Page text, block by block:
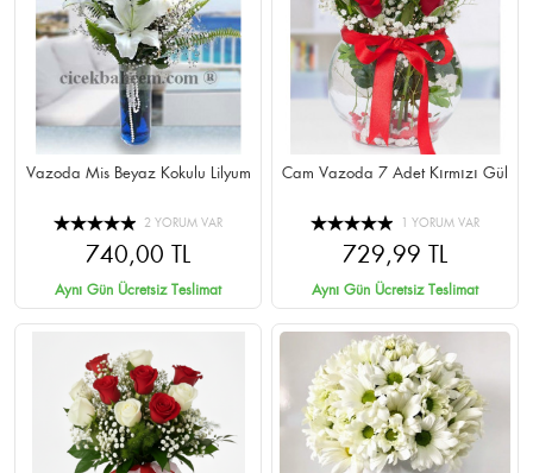
Vazoda Mis Beyaz Kokulu Lilyum
2 YORUM VAR
740,00 TL
Aynı Gün Ücretsiz Teslimat
Cam Vazoda 7 Adet Kırmızı Gül
1 YORUM VAR
729,99 TL
Aynı Gün Ücretsiz Teslimat